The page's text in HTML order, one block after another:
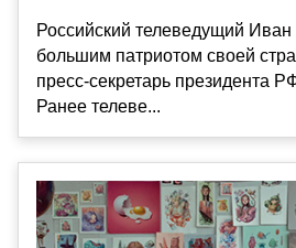
Российский телеведущий Иван
большим патриотом своей
пресс-секретарь президента
Ранее телеве...